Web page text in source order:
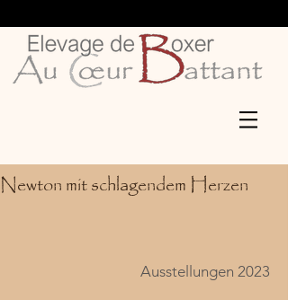
Newton mit schlagendem Herzen
Ausstellungen 2023